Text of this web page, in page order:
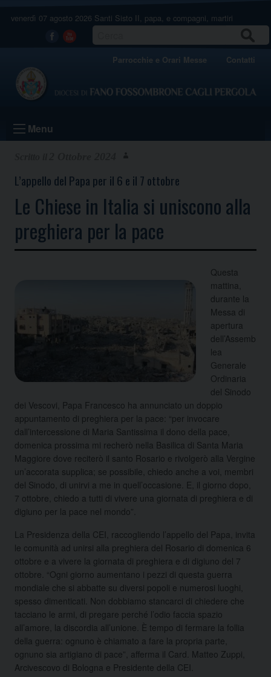
venerdì 07 agosto 2026 Santi Sisto II, papa, e compagni, martiri
Facebook
Youtube
Parrocchie e Orari Messe Contatti
Menu
L’appello del Papa per il 6 e il 7 ottobre
Le Chiese in Italia si uniscono alla
preghiera per la pace
Questa
mattina,
durante la
Messa di
apertura
dell’Assemb
lea
Generale
Ordinaria
del Sinodo
dei Vescovi, Papa Francesco ha annunciato un doppio
appuntamento di preghiera per la pace: “per invocare
dall’intercessione di Maria Santissima il dono della pace,
domenica prossima mi recherò nella Basilica di Santa Maria
Maggiore dove reciterò il santo Rosario e rivolgerò alla Vergine
un’accorata supplica; se possibile, chiedo anche a voi, membri
del Sinodo, di unirvi a me in quell’occasione. E, il giorno dopo,
7 ottobre, chiedo a tutti di vivere una giornata di preghiera e di
digiuno per la pace nel mondo”.
La Presidenza della CEI, raccogliendo l’appello del Papa, invita
le comunità ad unirsi alla preghiera del Rosario di domenica 6
ottobre e a vivere la giornata di preghiera e di digiuno del 7
ottobre. “Ogni giorno aumentano i pezzi di questa guerra
mondiale che si abbatte su diversi popoli e numerosi luoghi,
spesso dimenticati. Non dobbiamo stancarci di chiedere che
tacciano le armi, di pregare perché l’odio faccia spazio
all’amore, la discordia all’unione. È tempo di fermare la follia
della guerra: ognuno è chiamato a fare la propria parte,
ognuno sia artigiano di pace”, afferma il Card. Matteo Zuppi,
Arcivescovo di Bologna e Presidente della CEI.